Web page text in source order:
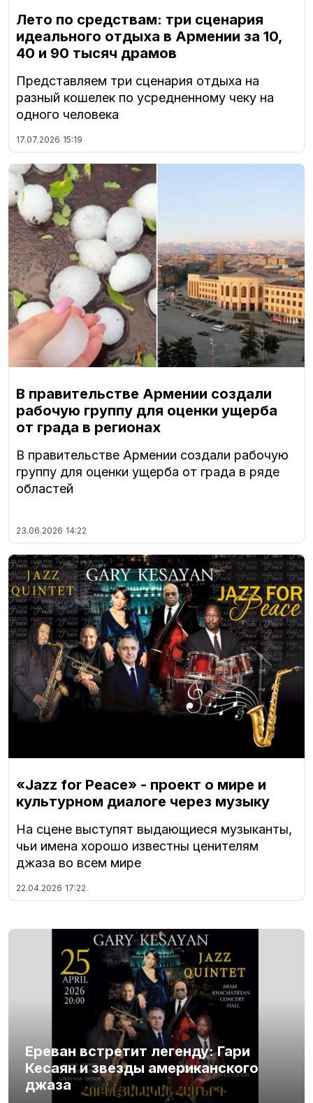
Лето по средствам: три сценария
идеального отдыха в Армении за 10,
40 и 90 тысяч драмов
Представляем три сценария отдыха на
разный кошелек по усредненному чеку на
одного человека
17.07.2026 15:19
В правительстве Армении создали
рабочую группу для оценки ущерба
от града в регионах
В правительстве Армении создали рабочую
группу для оценки ущерба от града в ряде
областей
23.06.2026 14:22
«Jazz for Peace» - проект о мире и
культурном диалоге через музыку
На сцене выступят выдающиеся музыканты,
чьи имена хорошо известны ценителям
джаза во всем мире
22.04.2026 17:22
Ереван встретит легенду: Гари
Кесаян и звезды американского
джаза